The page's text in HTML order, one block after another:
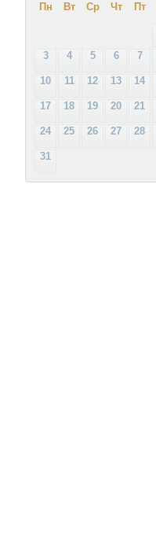
Пн Вт Ср Чт Пт
3 4 5 6 7
10 11 12 13 14
17 18 19 20 21
24 25 26 27 28
31